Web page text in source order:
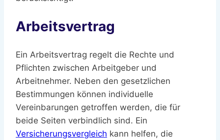
Arbeitsvertrag
Ein Arbeitsvertrag regelt die Rechte und
Pflichten zwischen Arbeitgeber und
Arbeitnehmer. Neben den gesetzlichen
Bestimmungen können individuelle
Vereinbarungen getroffen werden, die für
beide Seiten verbindlich sind. Ein
Versicherungsvergleich kann helfen, die